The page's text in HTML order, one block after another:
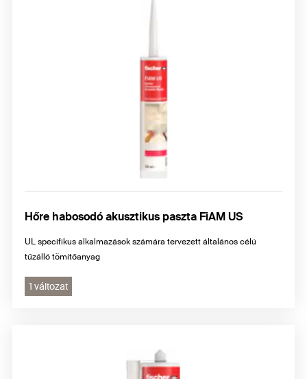
Hőre habosodó akusztikus paszta FiAM US
UL specifikus alkalmazások számára tervezett általános célú
tűzálló tömítőanyag
1 változat